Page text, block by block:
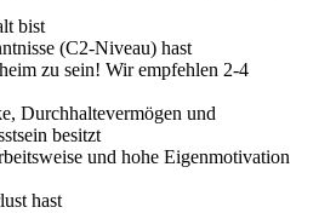
bist
(C2-Niveau) hast
zu sein! Wir empfehlen 2-4
Durchhaltevermögen und
besitzt
und hohe Eigenmotivation
hast